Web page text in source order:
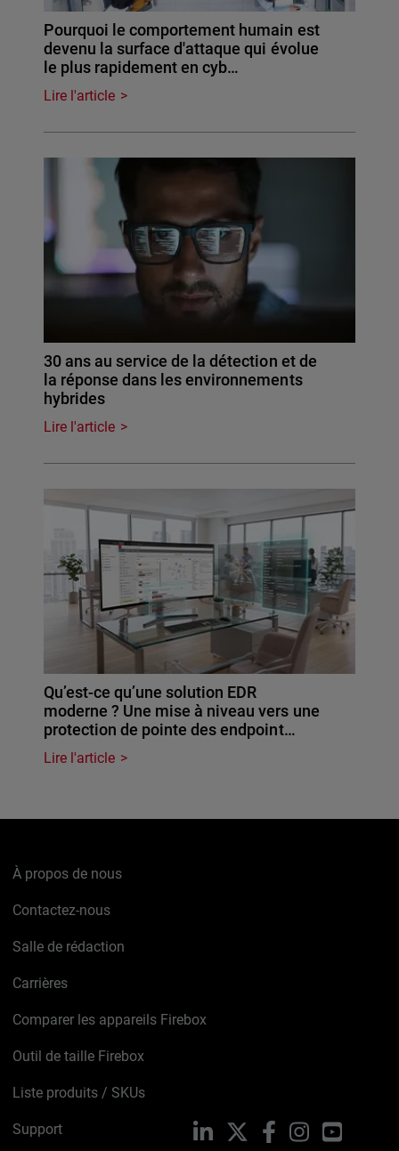
Pourquoi le comportement humain est
devenu la surface d'attaque qui évolue
le plus rapidement en cyb…
Lire l'article
30 ans au service de la détection et de
la réponse dans les environnements
hybrides
Lire l'article
Qu’est-ce qu’une solution EDR
moderne ? Une mise à niveau vers une
protection de pointe des endpoint…
Lire l'article
À propos de nous
Contactez-nous
Salle de rédaction
Carrières
Comparer les appareils Firebox
Outil de taille Firebox
Liste produits / SKUs
Support LinkedIn FacebookInstagramYouTube